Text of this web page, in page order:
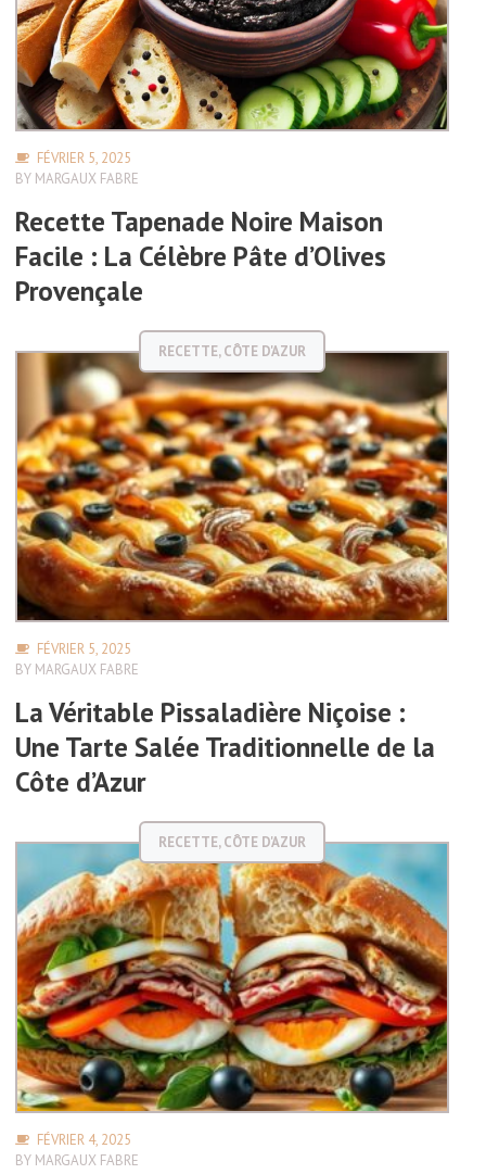
FÉVRIER 5, 2025
BY MARGAUX FABRE
Recette Tapenade Noire Maison
Facile : La Célèbre Pâte d’Olives
Provençale
RECETTE,CÔTE D'AZUR
FÉVRIER 5, 2025
BY MARGAUX FABRE
La Véritable Pissaladière Niçoise :
Une Tarte Salée Traditionnelle de la
Côte d’Azur
RECETTE,CÔTE D'AZUR
FÉVRIER 4, 2025
BY MARGAUX FABRE